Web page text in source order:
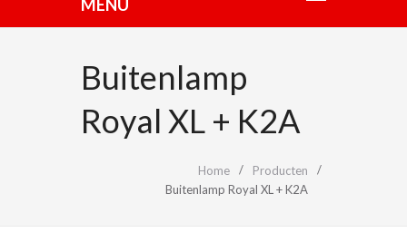
Buitenlamp
Royal XL + K2A
Home
Producten
Buitenlamp Royal XL + K2A